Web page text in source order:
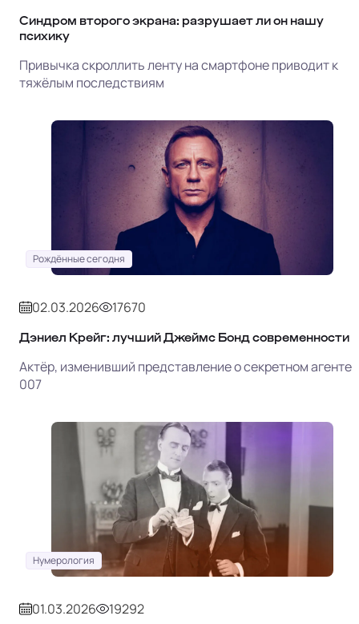
Синдром второго экрана: разрушает ли он нашу
психику
Привычка скроллить ленту на смартфоне приводит к
тяжёлым последствиям
Рождённые сегодня
02.03.2026 17670
Дэниел Крейг: лучший Джеймс Бонд современности
Актёр, изменивший представление о секретном агенте
007
Нумерология
01.03.2026 19292